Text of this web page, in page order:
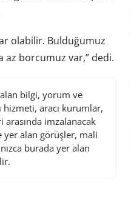
olabilir. Bulduğumuz
az borcumuz var,” dedi.
bilgi, yorum ve
hizmeti, aracı kurumlar,
imzalanacak
yer alan görüşler, mali
burada yer alan